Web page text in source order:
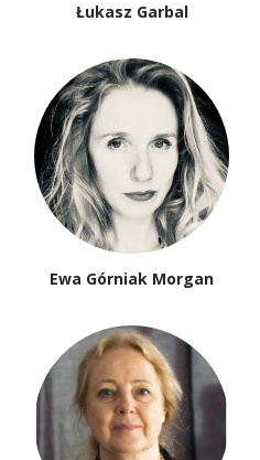
Łukasz Garbal
Ewa Górniak Morgan